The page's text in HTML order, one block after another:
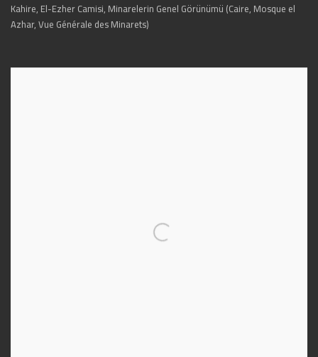
Kahire, El-Ezher Camisi, Minarelerin Genel Görünümü (Caire, Mosque el
Azhar, Vue Générale des Minarets)